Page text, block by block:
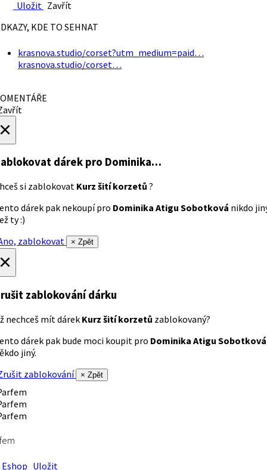
Uložit Zavřít
KDE TO SEHNAT
krasnova.studio/corset?utm_medium=paid…
krasnova.studio/corset…
dárek pro Dominika…
si zablokovat Kurz šití korzetů ?
dárek pak nekoupí pro Dominika Atigu Sobotková nikdo
ty :)
zablokovat
× Zpět
zablokování dárku
nechceš mít dárek Kurz šití korzetů zablokovaný?
dárek pak bude moci koupit pro Dominika Atigu Sobotková
jiný.
zablokování
× Zpět
Uložit